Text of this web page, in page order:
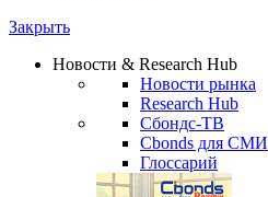
Закрыть
Новости & Research Hub
Новости рынка
Research Hub
Сбондс-ТВ
Cbonds для СМИ
Глоссарий